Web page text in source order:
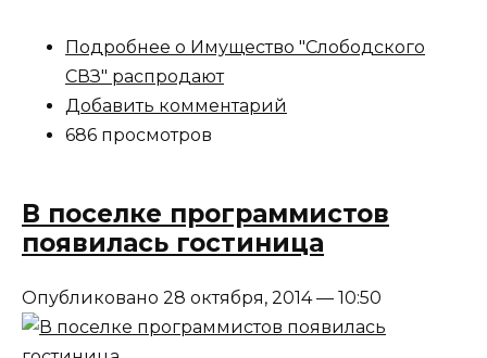
Подробнее о Имущество "Слободского
СВЗ" распродают
Добавить комментарий
686 просмотров
В поселке программистов
появилась гостиница
Опубликовано 28 октября, 2014 — 10:50